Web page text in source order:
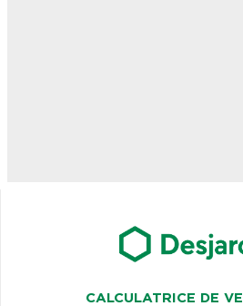
CALCULATRICE DE